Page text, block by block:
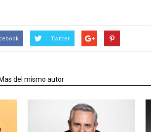
Twitter
Mas del mismo autor